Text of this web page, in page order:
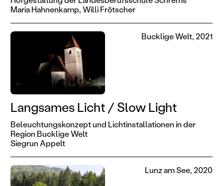
Maria Hahnenkamp,Willi Frötscher
Langsames Licht / Slow Light
Beleuchtungskonzept und Lichtinstallationen in der
Region Bucklige Welt
Siegrun Appelt
Bucklige Welt, 2021
Lunz am See, 2020